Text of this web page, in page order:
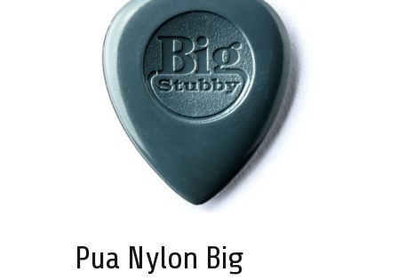
Pua Nylon Big